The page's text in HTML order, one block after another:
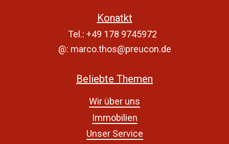
Konatkt
Tel.: +49 178 9745972
@: marco.thos@preucon.de
Beliebte Themen
Wir über uns
Immobilien
Unser Service